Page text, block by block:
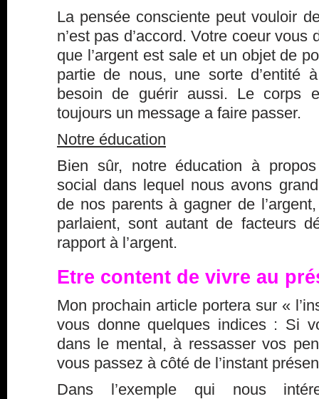
La pensée consciente peut vouloir
n’est pas d’accord. Votre coeur vous
que l’argent est sale et un objet de
partie de nous, une sorte d’entité
besoin de guérir aussi. Le corps
toujours un message a faire passer.
Notre éducation
Bien sûr, notre éducation à
social dans lequel nous avons
de nos parents à gagner de
parlaient, sont autant de facteurs
rapport à l’argent.
Etre content de vivre au
Mon prochain article portera sur «
vous donne quelques indices : Si
dans le mental, à ressasser vos
vous passez à côté de l’instant
Dans l’exemple qui nous